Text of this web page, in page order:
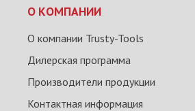
О КОМПАНИИ
О компании Trusty-Tools
Дилерская программа
Производители продукции
Контактная информация